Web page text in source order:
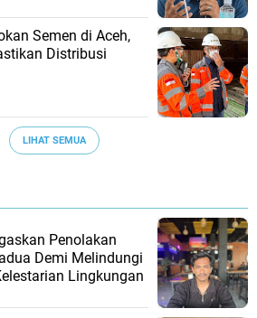
Semen di Aceh,
Distribusi
LIHAT SEMUA
Penolakan
Demi Melindungi
Lingkungan